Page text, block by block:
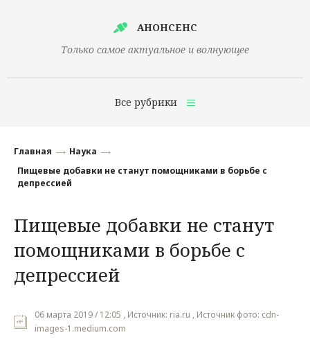
АНОНСЕНС
Только самое актуальное и волнующее
Все рубрики
Финансы
Наука
Культура
Общество
Мнения
Главная
Наука
Пищевые добавки не станут помощниками в борьбе с
депрессией
Пищевые добавки не станут
помощниками в борьбе с
депрессией
06 марта 2019 / 12:05 , Источник: ria.ru , Источник фото: cdn-
images-1.medium.com